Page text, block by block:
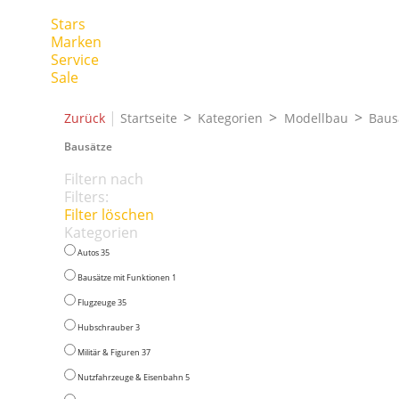
Stars
Marken
Service
Sale
Zurück | Startseite Kategorien Modellbau
Bausätze
Filtern nach
Filters:
Filter löschen
Kategorien
Autos35
Bausätze mit Funktionen 1
Flugzeuge35
Hubschrauber3
Militär & Figuren 37
Nutzfahrzeuge & Eisenbahn 5